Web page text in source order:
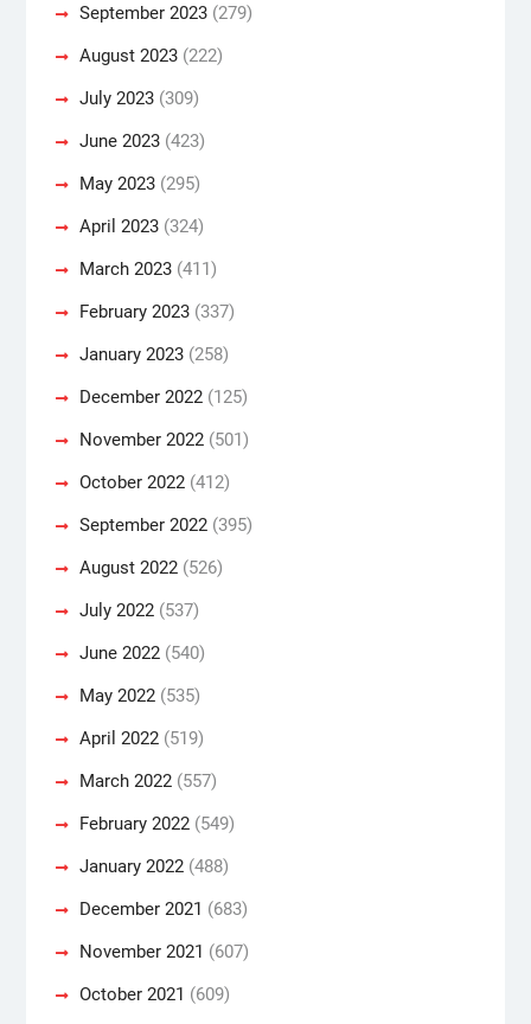
September 2023(279)
August 2023(222)
July 2023(309)
June 2023(423)
May 2023(295)
April 2023(324)
March 2023(411)
February 2023(337)
January 2023(258)
December 2022(125)
November 2022(501)
October 2022(412)
September 2022(395)
August 2022(526)
July 2022(537)
June 2022(540)
May 2022(535)
April 2022(519)
March 2022(557)
February 2022(549)
January 2022(488)
December 2021 (683)
November 2021 (607)
October 2021 (609)